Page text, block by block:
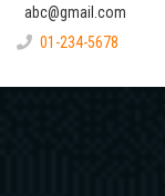
abc@gmail.com
01-234-5678